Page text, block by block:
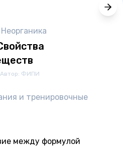
Неорганика
Автор: ФИПИ
и тренировочные
между формулой